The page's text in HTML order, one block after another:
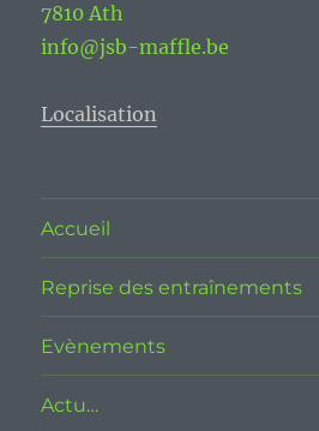
7810 Ath
info@jsb-maffle.be
Localisation
Accueil
Reprise des entraînements
Evènements
Actu…